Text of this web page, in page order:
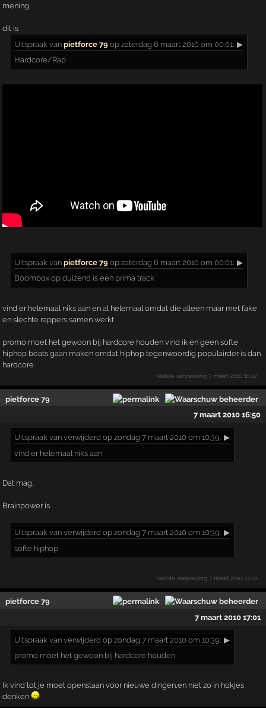
mening
dit is
Uitspraak vanpietforce 79 op zaterdag 6 maart 2010 om 00:01: ▶
Hardcore/Rap
Uitspraak vanpietforce 79 op zaterdag 6 maart 2010 om 00:01: ▶
Boombox op duizend is een prima track
vind er helemaal niks aan en al helemaal omdat die alleen maar met fake
en slechte rappers samen werkt
promo moet het gewoon bij hardcore houden vind ik en geen softe
hiphop beats gaan maken omdat hiphop tegenwoordig populairder is dan
hardcore
laatste aanpassing7 maart 2010 10:42
pietforce 79
7 maart 2010 16:50
Uitspraak van verwijderd op zondag 7 maart 2010 om 10:39: ▶
vind er helemaal niks aan
Dat mag.
Brainpower is
Uitspraak van verwijderd op zondag 7 maart 2010 om 10:39: ▶
softe hiphop
laatste aanpassing7 maart 2010 17:01
pietforce 79
7 maart 2010 17:01
Uitspraak van verwijderd op zondag 7 maart 2010 om 10:39: ▶
promo moet het gewoon bij hardcore houden
Ik vind tot je moet openstaan voor nieuwe dingen,en niet zo in hokjes
denken